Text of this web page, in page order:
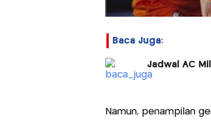
Baca Juga:
Jadwal AC
Namun, penampilan